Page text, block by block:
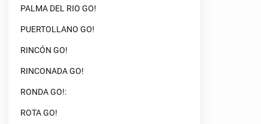
PALMA DEL RIO GO!
PUERTOLLANO GO!
RINCÓN GO!
RINCONADA GO!
RONDA GO!:
ROTA GO!